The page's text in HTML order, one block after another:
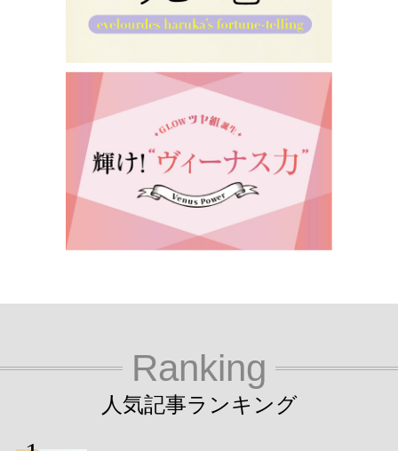
Ranking
人気記事ランキング